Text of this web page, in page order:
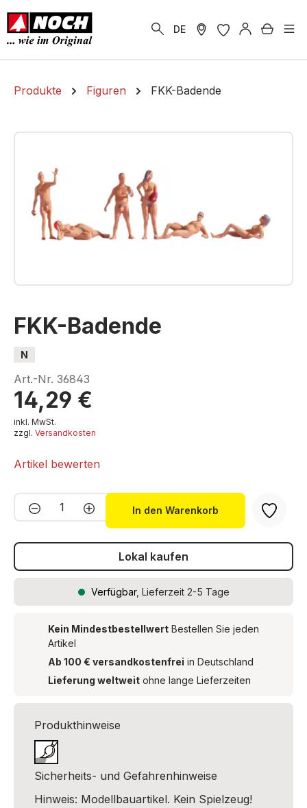
springen
DE
Produkte Figuren FKK-Badende
Bildergalerie überspringen
FKK-Badende
N
Art.-Nr. 36843
14,29 €
inkl. MwSt.
zzgl. Versandkosten
Artikel bewerten
Produkt Anzahl: Gib den
In den Warenkorb
Lokal kaufen
Verfügbar, Lieferzeit 2-5 Tage
Kein Mindestbestellwert Bestellen Sie jeden
Artikel
Ab 100 € versandkostenfrei in Deutschland
Lieferung weltweit ohne lange Lieferzeiten
Produkthinweise
Sicherheits- und Gefahrenhinweise
Hinweis: Modellbauartikel. Kein Spielzeug!